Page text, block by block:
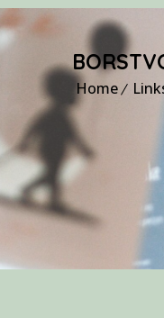
Home